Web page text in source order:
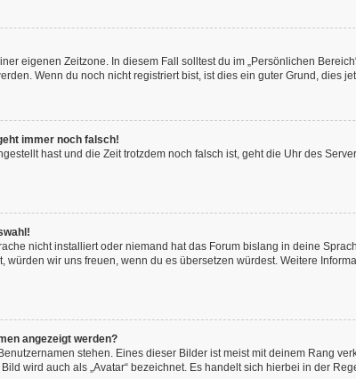
eigenen Zeitzone. In diesem Fall solltest du im „Persönlichen
Wenn du noch nicht registriert bist, ist dies ein guter Grund, dies
immer noch falsch!
hast und die Zeit trotzdem noch falsch ist, geht die Uhr des
nicht installiert oder niemand hat das Forum bislang in deine
würden wir uns freuen, wenn du es übersetzen würdest. Weitere
angezeigt werden?
stehen. Eines dieser Bilder ist meist mit deinem Rang
wird auch als „Avatar“ bezeichnet. Es handelt sich hierbei in der